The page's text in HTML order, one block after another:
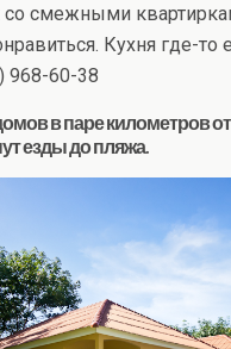
со смежными
Кухня где-то
968-60-38
в паре километров
езды до пляжа.